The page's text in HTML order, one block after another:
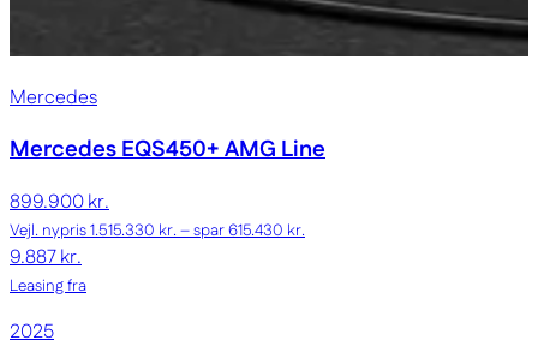
Mercedes
Mercedes EQS450+AMG Line
899.900 kr.
Vejl. nypris 1.515.330 kr. – spar 615.430 kr.
9.887 kr.
Leasing fra
2025